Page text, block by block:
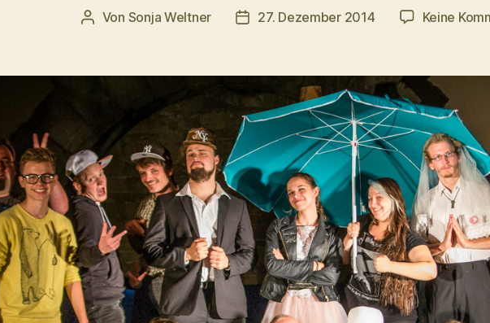
Beitragsautor
Von Sonja Weltner Veröffentlichungsdatum
27. Dezember 2014 Keine